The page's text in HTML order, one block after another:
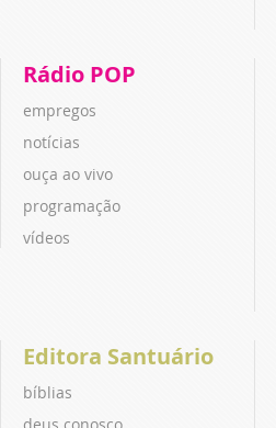
Rádio POP
empregos
notícias
ouça ao vivo
programação
vídeos
Editora Santuário
bíblias